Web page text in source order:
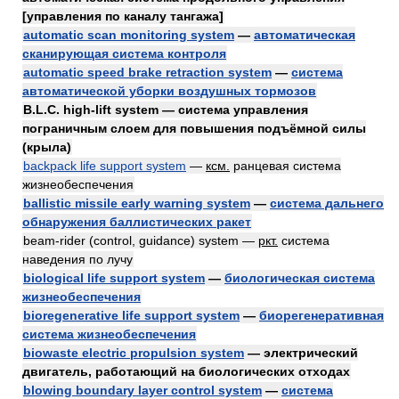
[управления по каналу тангажа]
automatic scan monitoring system — автоматическая
сканирующая система контроля
automatic speed brake retraction system — система
автоматической уборки воздушных тормозов
B.L.C. high-lift system — система управления
пограничным слоем для повышения подъёмной силы
(крыла)
backpack life support system — ксм.
ранцевая система
жизнеобеспечения
ballistic missile early warning system — система дальнего
обнаружения баллистических ракет
beam-rider (control, guidance) system — ркт. система
наведения по лучу
biological life support system — биологическая система
жизнеобеспечения
bioregenerative life support system — биорегенеративная
система жизнеобеспечения
biowaste electric propulsion system — электрический
двигатель, работающий на биологических отходах
blowing boundary layer control system — система